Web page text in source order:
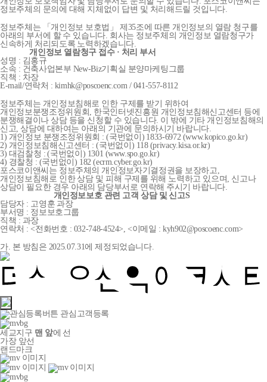
정보주체의 문의에 대해 지체없이 답변 및 처리해드릴 것입니다.
정보주체는 「개인정보 보호법」 제35조에 따른 개인정보의 열람 청구를
아래의 부서에 할 수 있습니다. 회사는 정보주체의 개인정보 열람청구가
신속하게 처리되도록 노력하겠습니다.
개인정보 열람청구 접수 · 처리 부서
성명 : 김홍규
소속 : 건축사업본부 New-Biz기획실 분양마케팅그룹
직책 : 차장
E-mail/연락처 : kimhk@poscoenc.com / 041-557-8112
정보주체는 개인정보침해로 인한 구제를 받기 위하여
개인정보분쟁조정위원회, 한국인터넷진흥원 개인정보침해신고센터 등에
분쟁해결이나 상담 등을 신청할 수 있습니다. 이 밖에 기타 개인정보침해의
신고, 상담에 대하여는 아래의 기관에 문의하시기 바랍니다.
1) 개인정보 분쟁조정위원회 : (국번없이) 1833-6972 (www.kopico.go.kr)
2) 개인정보침해신고센터 : (국번없이) 118 (privacy.kisa.or.kr)
3) 대검찰청 : (국번없이) 1301 (www.spo.go.kr)
4) 경찰청 : (국번없이) 182 (ecrm.cyber.go.kr)
포스코이앤씨는 정보주체의 개인정보자기결정권을 보장하고,
개인정보침해로 인한 상담 및 피해 구제를 위해 노력하고 있으며, 신고나
상담이 필요한 경우 아래의 담당부서로 연락해 주시기 바랍니다.
개인정보보호 관련 고객 상담 및 신고S
담당자 : 고영훈 과장
부서명 : 정보보호그룹
직책 : 과장
연락처 : <전화번호 : 032-748-4524>, <이메일 : kyh902@poscoenc.com>
가. 본 방침은 2025.07.31에 제정되었습니다.
관심고객등록
세교지구 맨 앞에 선
가장 앞선
랜드마크